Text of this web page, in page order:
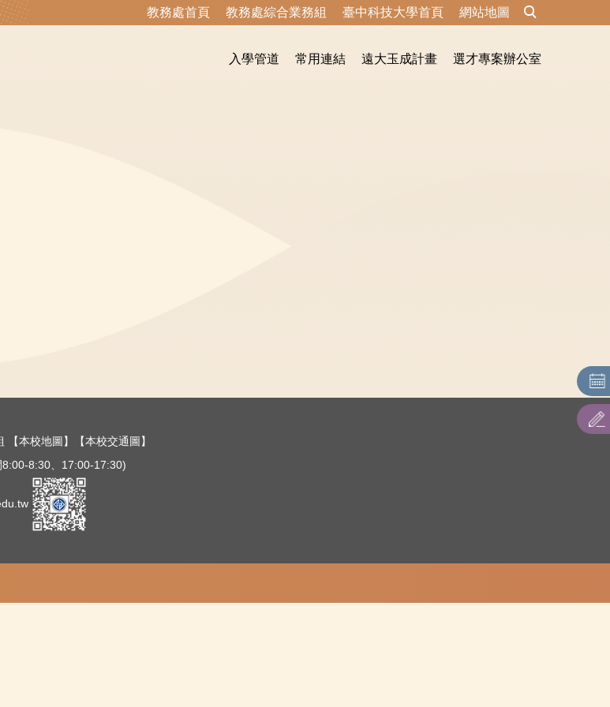
教務處首頁 教務處綜合業務組 臺中科技大學首頁 網站地圖
入學管道 常用連結 遠大玉成計畫 選才專案辦公室
【本校地圖】
【本校交通圖】
8:00-8:30、17:00-17:30)